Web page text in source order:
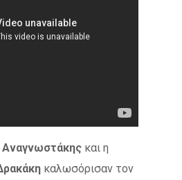
και η
καλωσόρισαν τον